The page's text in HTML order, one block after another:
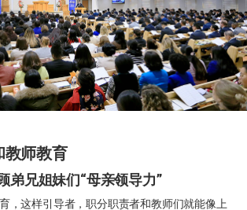
教师教育
弟兄姐妹们“母亲领导力”
，这样引导者，职分职责者和教师们就能像上